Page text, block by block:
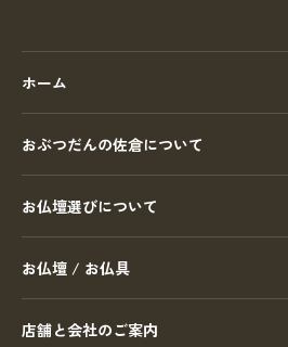
ホーム
おぶつだんの佐倉について
お仏壇選びについて
お仏壇 / お仏具
店舗と会社のご案内